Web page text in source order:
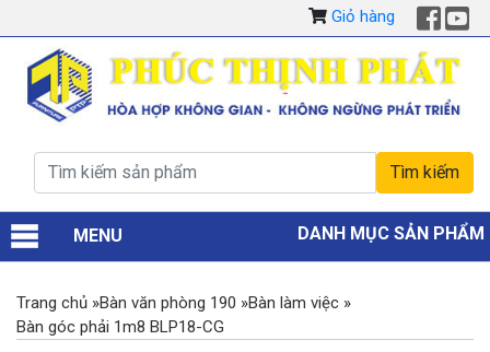
Giỏ hàng
MENU DANH MỤC SẢN PHẨM
Trang chủ »Bàn văn phòng 190 »Bàn làm việc »
Bàn góc phải 1m8 BLP18-CG